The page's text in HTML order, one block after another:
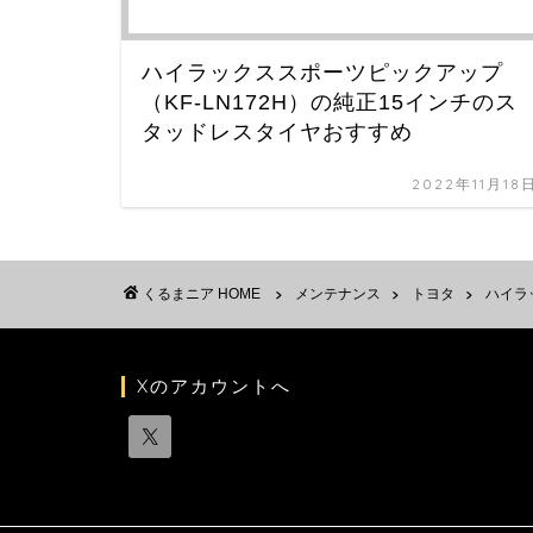
ハイラックススポーツピックアップ
（KF-LN172H）の純正15インチのス
タッドレスタイヤおすすめ
2022年11月18日
HOME メンテナンス トヨタ ハイラ
Xのアカウントへ